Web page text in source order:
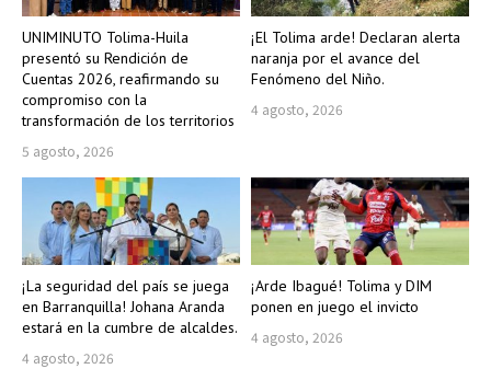
UNIMINUTO Tolima-Huila
presentó su Rendición de
Cuentas 2026, reafirmando su
compromiso con la
transformación de los territorios
5 agosto, 2026
¡El Tolima arde! Declaran alerta
naranja por el avance del
Fenómeno del Niño.
4 agosto, 2026
¡La seguridad del país se juega
en Barranquilla! Johana Aranda
estará en la cumbre de alcaldes.
4 agosto, 2026
¡Arde Ibagué! Tolima y DIM
ponen en juego el invicto
4 agosto, 2026